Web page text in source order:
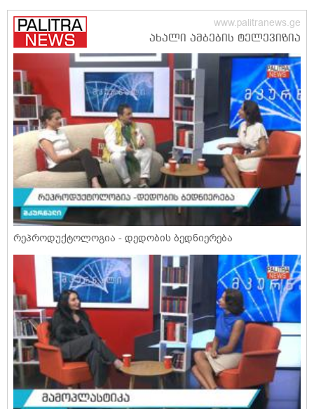
რეპროდუქტოლოგია - დედობის ბედნიერება